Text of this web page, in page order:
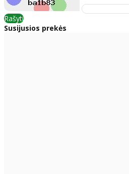
Rašyti
Susijusios prekės